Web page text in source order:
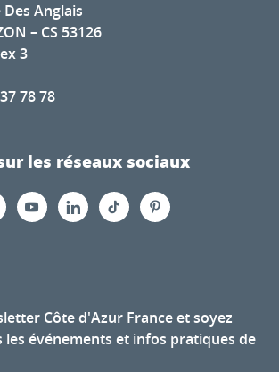
Anglais
– CS 53126
3
78 78
les réseaux sociaux
Côte d'Azur France et soyez
événements et infos pratiques de